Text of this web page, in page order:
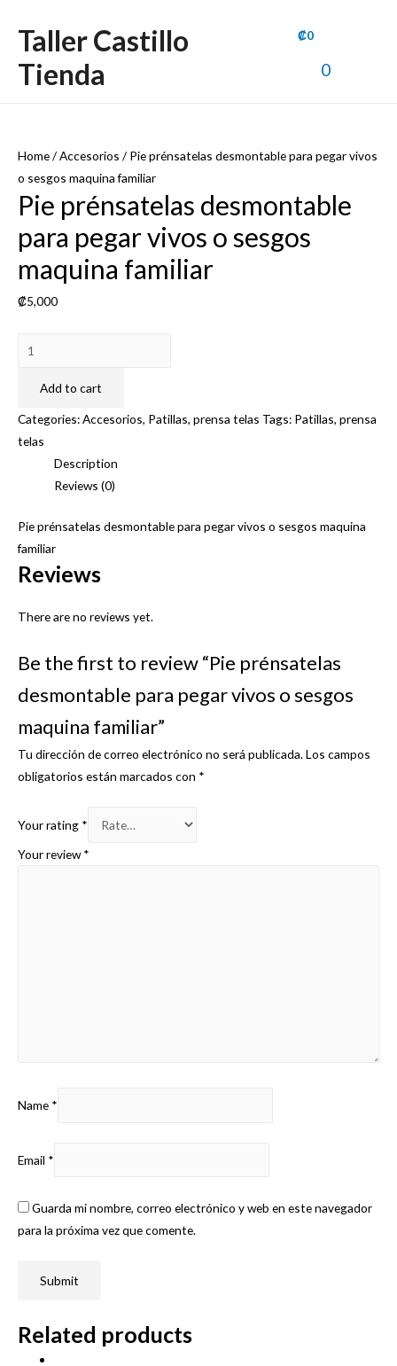
Taller Castillo
Tienda
₡0
0
Home/Accesorios / Pie prénsatelas desmontable para pegar vivos
o sesgos maquina familiar
Pie prénsatelas desmontable
para pegar vivos o sesgos
maquina familiar
₡5,000
Pie
desmontable
maquina
familiar
quantity
Add to cart
Categories:Accesorios, Patillas, prensa telas Tags: Patillas, prensa
telas
Description
Reviews (0)
Pie prénsatelas desmontable para pegar vivos o sesgos maquina
familiar
Reviews
There are no reviews yet.
Be the first to review “Pie prénsatelas
desmontable para pegar vivos o sesgos
maquina familiar”
Tu dirección de correo electrónico no será publicada.Los campos
obligatorios están marcados con *
Your rating *
Your review*
Name *
Email *
Guarda mi nombre, correo electrónico y web en este navegador
para la próxima vez que comente.
Related products